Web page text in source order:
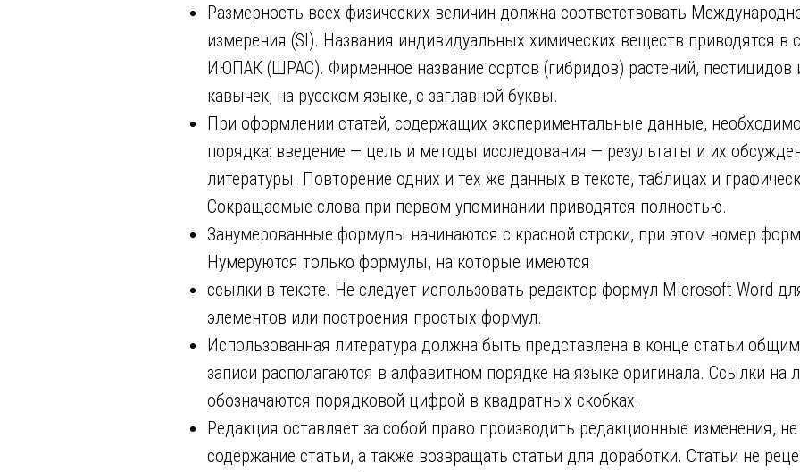
Размерность всех физических величин должна соответствовать
измерения (SI). Названия индивидуальных химических веществ приводятся в
ИЮПАК (ШРАС). Фирменное название сортов (гибридов) растений, пестицидов
кавычек, на русском языке, с заглавной буквы.
При оформлении статей, содержащих экспериментальные данные,
порядка: введение — цель и методы исследования — результаты и их
литературы. Повторение одних и тех же данных в тексте, таблицах и
Сокращаемые слова при первом упоминании приводятся полностью.
Занумерованные формулы начинаются с красной строки, при этом номер
Нумеруются только формулы, на которые имеются
ссылки в тексте. Не следует использовать редактор формул Microsoft Word
элементов или построения простых формул.
Использованная литература должна быть представлена в конце статьи
записи располагаются в алфавитном порядке на языке оригинала. Ссылки на
обозначаются порядковой цифрой в квадратных скобках.
Редакция оставляет за собой право производить редакционные изменения,
содержание статьи, а также возвращать статьи для доработки. Статьи не